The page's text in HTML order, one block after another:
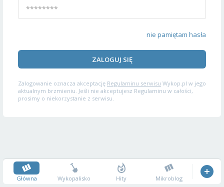
nie pamiętam hasła
ZALOGUJ SIĘ
Zalogowanie oznacza akceptację Regulaminu serwisu Wykop.pl w jego
aktualnym brzmieniu. Jeśli nie akceptujesz Regulaminu w całości,
prosimy o niekorzystanie z serwisu.
Główna Wykopalisko Hity Mikroblog